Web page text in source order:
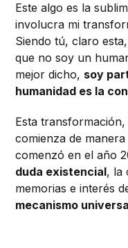
Este algo es la
involucra mi
Siendo tú, claro
que no soy un
mejor dicho, soy
humanidad es la
Esta
comienza de
comenzó en el año
duda existencial, la
memorias e interés
mecanismo